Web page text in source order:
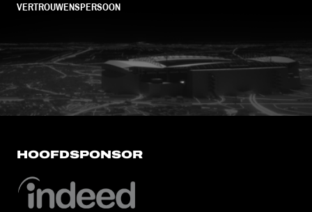
VERTROUWENSPERSOON
FC Utrecht<br>vanuit<br>het
HOOFDSPONSOR